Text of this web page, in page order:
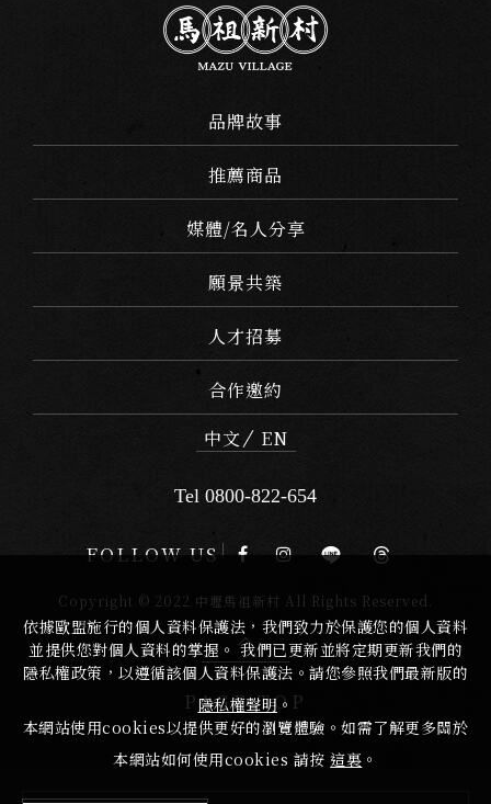
品牌故事
推薦商品
媒體/名人分享
願景共築
人才招募
合作邀約
中文
EN
Tel 0800-822-654
FOLLOW US
Copyright © 2022 中壢馬祖新村 All Rights Reserved.
PAGE TOP
依據歐盟施行的個人資料保護法，我們致力於保護您的個人資料
並提供您對個人資料的掌握。 我們已更新並將定期更新我們的
隱私權政策，以遵循該個人資料保護法。請您參照我們最新版的
隱私權聲明。
本網站使用cookies以提供更好的瀏覽體驗。如需了解更多關於
本網站如何使用cookies 請按這裏 。